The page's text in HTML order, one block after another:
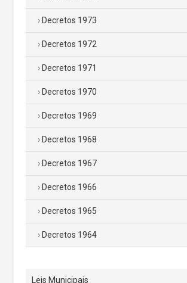
Decretos 1973
Decretos 1972
Decretos 1971
Decretos 1970
Decretos 1969
Decretos 1968
Decretos 1967
Decretos 1966
Decretos 1965
Decretos 1964
Leis Municipais